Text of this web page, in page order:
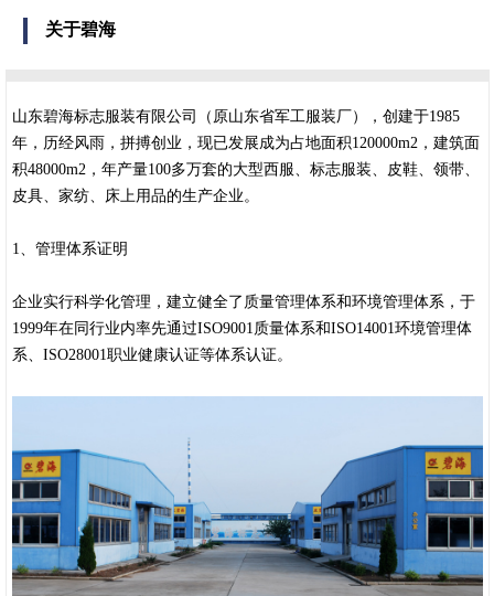
关于碧海
山东碧海标志服装有限公司（原山东省军工服装厂），创建于1985
年，历经风雨，拼搏创业，现已发展成为占地面积120000m2，建筑面
积48000m2，年产量100多万套的大型西服、标志服装、皮鞋、领带、
皮具、家纺、床上用品的生产企业。
1、管理体系证明
企业实行科学化管理，建立健全了质量管理体系和环境管理体系，于
1999年在同行业内率先通过ISO9001质量体系和ISO14001环境管理体
系、ISO28001职业健康认证等体系认证。